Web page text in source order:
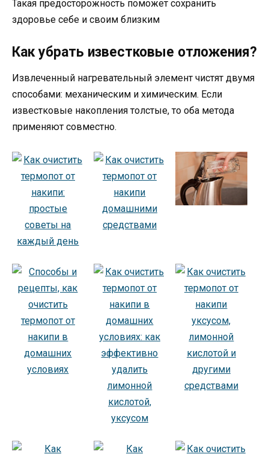
Такая предосторожность поможет сохранить
здоровье себе и своим близким
Как убрать известковые отложения?
Извлеченный нагревательный элемент чистят двумя
способами: механическим и химическим. Если
известковые накопления толстые, то оба метода
применяют совместно.